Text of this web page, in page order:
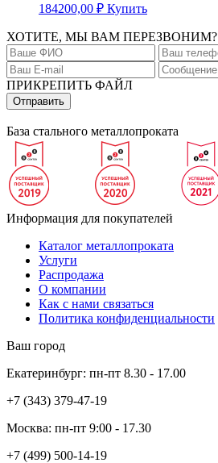
184200,00 ₽ Купить
ХОТИТЕ, МЫ ВАМ ПЕРЕЗВОНИМ?
ПРИКРЕПИТЬ ФАЙЛ
База стального металлопроката
Информация для покупателей
Каталог металлопроката
Услуги
Распродажа
О компании
Как с нами связаться
Политика конфиденциальности
Ваш город
Екатеринбург: пн-пт 8.30 - 17.00
+7 (343) 379-47-19
Москва: пн-пт 9:00 - 17.30
+7 (499) 500-14-19